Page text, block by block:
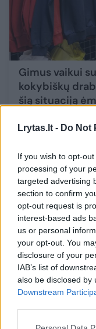
Lrytas.lt - Do Not
If you wish to opt-
processing of your
targeted advertising
section to confirm
opt-out request is
interest-based ads
us or personal
your opt-out. You
disclosure of your
IAB’s list of
also be disclosed by
Downstream
Gimus vaikui
kokybiškų
šią situaciją